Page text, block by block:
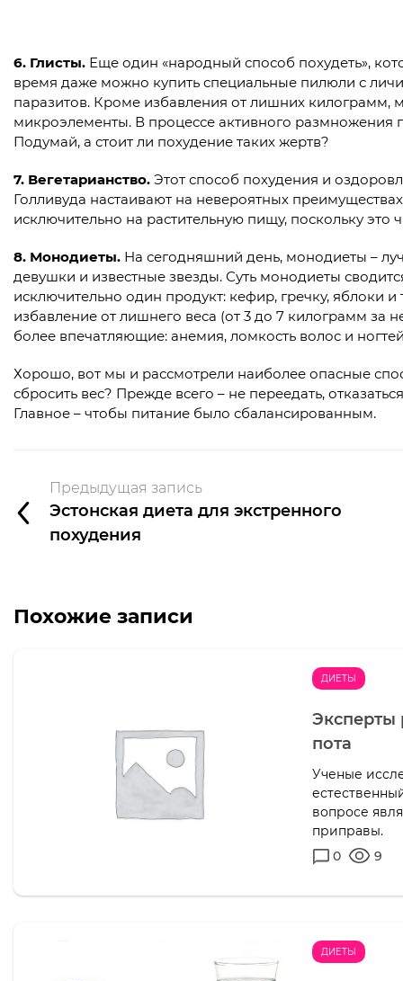
6. Глисты. Еще один «народный способ похудеть»,
время даже можно купить специальные пилюли с
паразитов. Кроме избавления от лишних килограмм,
микроэлементы. В процессе активного размножения
Подумай, а стоит ли похудение таких жертв?
7. Вегетарианство. Этот способ похудения и
Голливуда настаивают на невероятных
исключительно на растительную пищу, поскольку это
8. Монодиеты. На сегодняшний день, монодиеты –
девушки и известные звезды. Суть монодиеты
исключительно один продукт: кефир, гречку, яблоки
избавление от лишнего веса (от 3 до 7 килограмм за
более впечатляющие: анемия, ломкость волос и
Хорошо, вот мы и рассмотрели наиболее опасные
сбросить вес? Прежде всего – не переедать,
Главное – чтобы питание было сбалансированным.
Предыдущая запись
Эстонская диета для экстренного
похудения
Похожие записи
ДИЕТЫ
Эксперты
пота
Ученые
вопросе
приправы.
0
9
ДИЕТЫ